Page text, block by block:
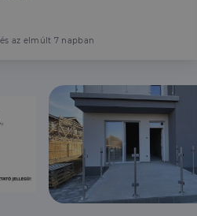
az elmúlt 7 napban